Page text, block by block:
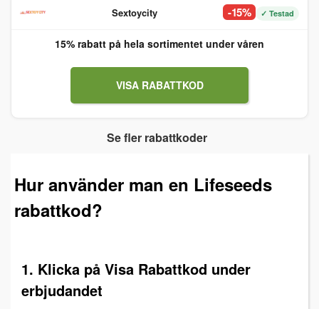
Sextoycity -15% ✓ Testad
15% rabatt på hela sortimentet under våren
VISA RABATTKOD
Se fler rabattkoder
Hur använder man en Lifeseeds
rabattkod?
1. Klicka på Visa Rabattkod under
erbjudandet